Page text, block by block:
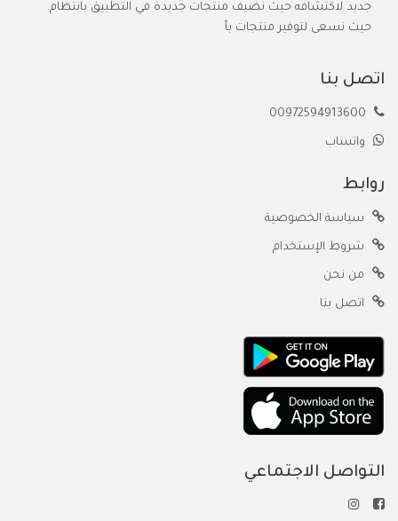
جديد لاكتشافه حيث نضيف منتجات جديدة في التطبيق بانتظام.
حيث نسعى لتوفير منتجات بأ
اتصل بنا
واتساب
روابط
سياسة الخصوصية
شروط الإستخدام
من نحن
اتصل بنا
التواصل الاجتماعي